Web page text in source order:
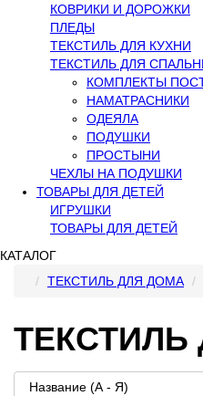
КОВРИКИ И ДОРОЖКИ
ПЛЕДЫ
ТЕКСТИЛЬ ДЛЯ КУХНИ
ТЕКСТИЛЬ ДЛЯ
КОМПЛЕКТЫ
НАМАТРАСНИКИ
ОДЕЯЛА
ПОДУШКИ
ПРОСТЫНИ
ЧЕХЛЫ НА ПОДУШКИ
ТОВАРЫ ДЛЯ ДЕТЕЙ
ИГРУШКИ
ТОВАРЫ ДЛЯ ДЕТЕЙ
КАТАЛОГ
ТЕКСТИЛЬ ДЛЯ ДОМА
ТЕКСТИЛЬ